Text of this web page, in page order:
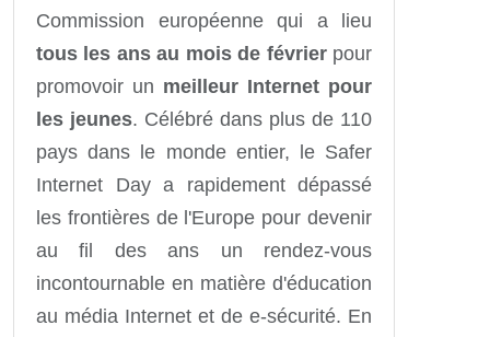
Commission européenne qui a lieu
tous les ans au mois de févrierpour
promovoir un meilleur Internet pour
les jeunes. Célébré dans plus de 110
pays dans le monde entier, le Safer
Internet Day a rapidement dépassé
les frontières de l'Europe pour devenir
au fil des ans un rendez-vous
incontournable en matière d'éducation
au média Internet et de e-sécurité. En